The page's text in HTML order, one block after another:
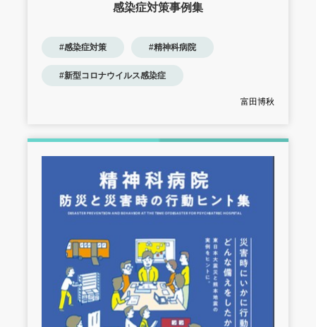
感染症対策事例集
#感染症対策 #精神科病院
#新型コロナウイルス感染症
富田博秋